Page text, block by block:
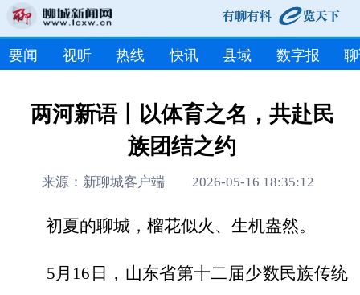
要闻 视听 热线 快讯 县域 数字报
两河新语丨以体育之名，共赴民
族团结之约
来源：新聊城客户端 2026-05-16 18:35:12
初夏的聊城，榴花似火、生机盎然。
5月16日，山东省第十二届少数民族传统